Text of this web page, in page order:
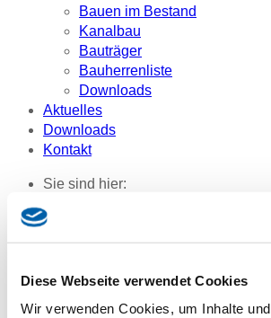
Diese Webseite verwendet Cookies
Wir verwenden Cookies, um Inhalte
Bauen im Bestand
Kanalbau
Bauträger
Bauherrenliste
Downloads
Aktuelles
Downloads
Kontakt
Sie sind hier:
Das BFT in der Fachpresse: Das
Töging schlägt Wellen
Das BFT in der